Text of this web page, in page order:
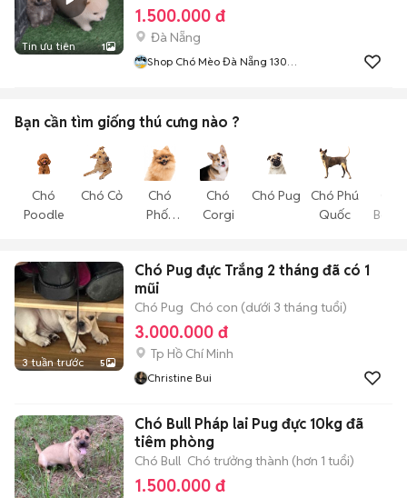
Tin ưu tiên 1
1.500.000 đ
Đà Nẵng
Shop Chó Mèo Đà Nẵng 130
Bạn cần tìm giống thú cưng nào ?
Chó
Poodle
Chó Cỏ
Chó
Phốc
Chó
Corgi
Chó Pug
Chó Phú
Quốc
3 tuần trước 5
Chó Pug đực Trắng 2 tháng đã có 1
mũi
Chó Pug Chó con (dưới 3 tháng tuổi)
3.000.000 đ
Tp Hồ Chí Minh
Christine Bui
Chó Bull Pháp lai Pug đực 10kg đã
tiêm phòng
Chó Bull Chó trưởng thành (hơn 1 tuổi)
1.500.000 đ